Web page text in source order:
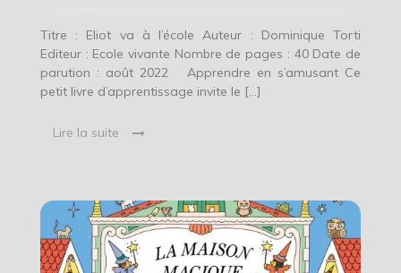
Titre : Eliot va à l’école Auteur : Dominique Torti
Editeur : Ecole vivante Nombre de pages : 40 Date de
parution : août 2022 Apprendre en s’amusant Ce
petit livre d’apprentissage invite le […]
Lire la suite